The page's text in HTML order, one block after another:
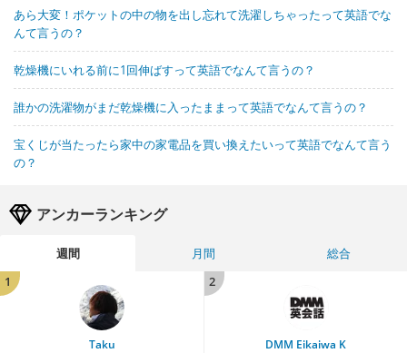
あら大変！ポケットの中の物を出し忘れて洗濯しちゃったって英語でな
んて言うの？
乾燥機にいれる前に1回伸ばすって英語でなんて言うの？
誰かの洗濯物がまだ乾燥機に入ったままって英語でなんて言うの？
宝くじが当たったら家中の家電品を買い換えたいって英語でなんて言う
の？
アンカーランキング
週間 月間
総合
1
Taku
2
DMM Eikaiwa K